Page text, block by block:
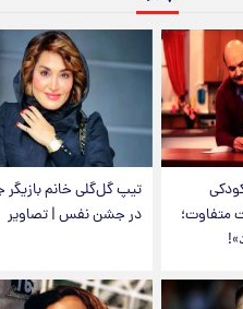
متفاوت؛
تیپ گل‌گلی خانم بازیگر
در جشن نفس | تصاویر